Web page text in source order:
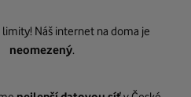
Náš internet na doma je
neomezený.